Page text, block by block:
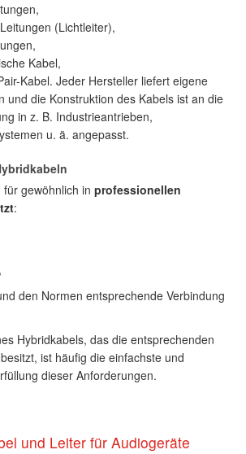
(Lichtleiter),
Kabel,
Kabel. Jeder Hersteller liefert eigene
und die Konstruktion des Kabels ist an die
in z. B. Industrieantrieben,
u. ä. angepasst.
gewöhnlich in professionellen
:
den Normen entsprechende Verbindung
Hybridkabels, das die entsprechenden
ist häufig die einfachste und
dieser Anforderungen.
und Leiter für Audiogeräte